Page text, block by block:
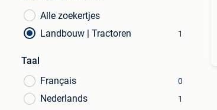
Alle zoekertjes
Landbouw | Tractoren
1
Taal
Français
0
Nederlands 1